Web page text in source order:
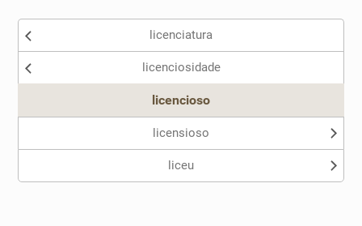
Nenhum dos sinônimos apresentados me ajudou
licenciatura
licenciosidade
licencioso
licensioso
liceu